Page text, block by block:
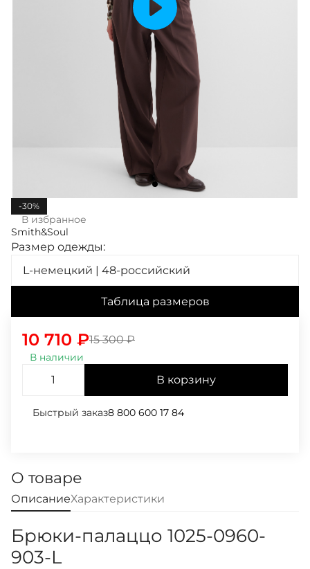
-30%
В избранное
Smith&Soul
Размер одежды:
L-немецкий | 48-российский
Таблица размеров
15 300₽
10 710 ₽
В наличии
В корзину
Быстрый заказ8 800 600 17 84
О товаре
ОписаниеХарактеристики
Брюки-палаццо 1025-0960-
903-L